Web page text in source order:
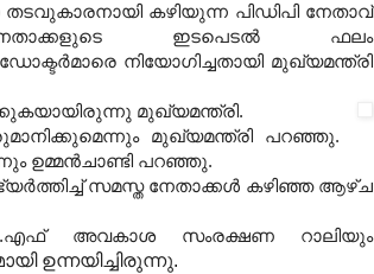
കഴിയുന്ന പിഡിപി നേതാവ്
ഇടപെടല്‍ ഫലം
നിയോഗിച്ചതായി മുഖ്യമന്ത്രി
മുഖ്യമന്ത്രി.
മുഖ്യമന്ത്രി പറഞ്ഞു.
ഉമ്മന്‍ചാണ്ടി പറഞ്ഞു.
സമസ്ത നേതാക്കള്‍ കഴിഞ്ഞ ആഴ്ച
അവകാശ സംരക്ഷണ റാലിയും
ഉന്നയിച്ചിരുന്നു.